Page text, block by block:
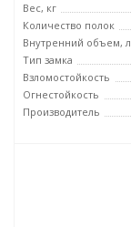
Вес, кг
Количество полок
Внутренний объем, л
Тип замка
Взломостойкость
Огнестойкость
Производитель